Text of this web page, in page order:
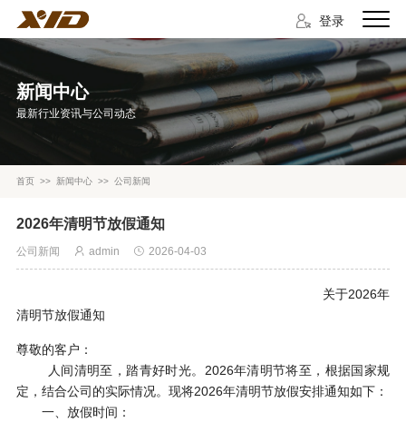
登录
新闻中心
最新行业资讯与公司动态
首页>> 新闻中心>> 公司新闻
2026年清明节放假通知
公司新闻 admin 2026-04-03
关于2026年
清明节放假通知
尊敬的客户：
人间清明至，踏青好时光。2026年清明节将至，根据国家规
定，结合公司的实际情况。现将2026年清明节放假安排通知如下：
一、放假时间：